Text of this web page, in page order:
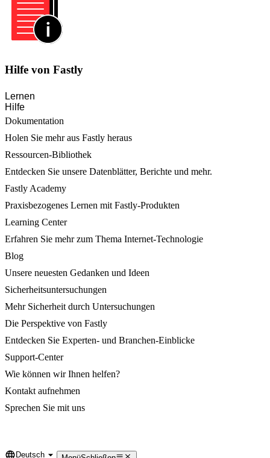
Hilfe von Fastly
Lernen
Hilfe
Dokumentation
Holen Sie mehr aus Fastly heraus
Ressourcen-Bibliothek
Entdecken Sie unsere Datenblätter, Berichte und mehr.
Fastly Academy
Praxisbezogenes Lernen mit Fastly-Produkten
Learning Center
Erfahren Sie mehr zum Thema Internet-Technologie
Blog
Unsere neuesten Gedanken und Ideen
Sicherheitsuntersuchungen
Mehr Sicherheit durch Untersuchungen
Die Perspektive von Fastly
Entdecken Sie Experten- und Branchen-Einblicke
Support-Center
Wie können wir Ihnen helfen?
Kontakt aufnehmen
Sprechen Sie mit uns
Deutsch